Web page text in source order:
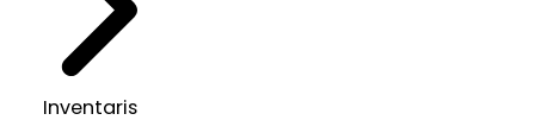
Inventaris